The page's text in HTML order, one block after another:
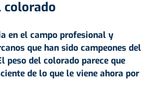
colorado
en el campo profesional y
que han sido campeones del
peso del colorado parece que
de lo que le viene ahora por